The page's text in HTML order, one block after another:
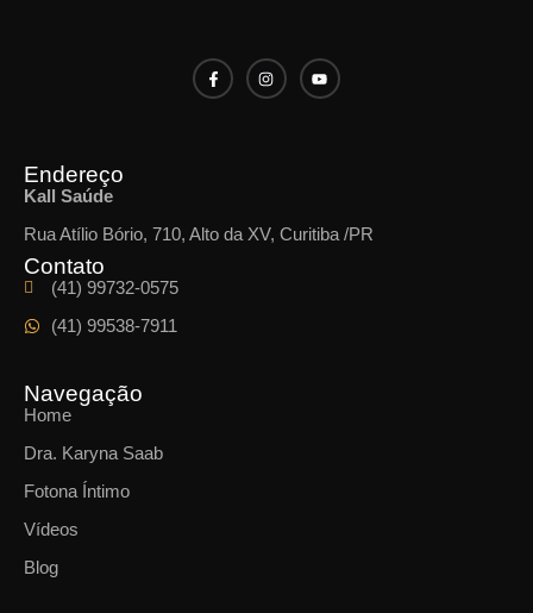
Endereço
Kall Saúde
Rua Atílio Bório, 710, Alto da XV, Curitiba /PR
Contato
(41) 99732-0575
(41) 99538-7911
Navegação
Home
Dra. Karyna Saab
Fotona Íntimo
Vídeos
Blog